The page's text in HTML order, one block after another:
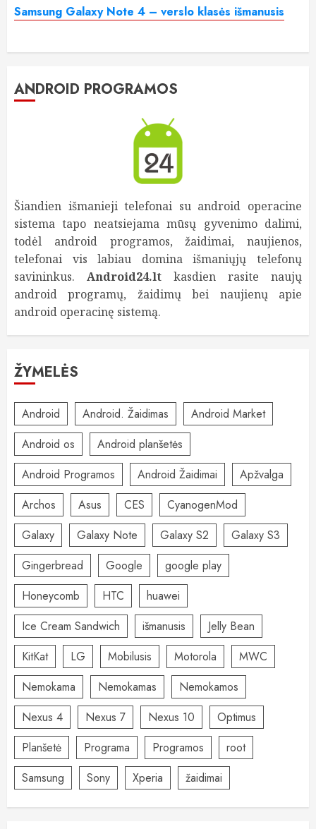
Samsung Galaxy Note 4 – verslo klasės išmanusis
ANDROID PROGRAMOS
Šiandien išmanieji telefonai su android operacine
sistema tapo neatsiejama mūsų gyvenimo dalimi,
todėl android programos, žaidimai, naujienos,
telefonai vis labiau domina išmaniųjų telefonų
savininkus. Android24.lt kasdien rasite naujų
android programų, žaidimų bei naujienų apie
android operacinę sistemą.
ŽYMELĖS
Android Android. Žaidimas
Android Market
Android os
Android planšetės
Android Programos
Android Žaidimai
Apžvalga
Archos
Asus CES
CyanogenMod
Galaxy
Galaxy Note Galaxy S2
Galaxy S3
Gingerbread
Google
google play
Honeycomb
HTC
huawei
Ice Cream Sandwich
išmanusis
Jelly Bean
KitKat
LG Mobilusis Motorola
MWC
Nemokama
Nemokamas
Nemokamos
Nexus 4
Nexus 7 Nexus 10
Optimus
Planšetė
Programa Programos
root
Samsung
Sony Xperia žaidimai